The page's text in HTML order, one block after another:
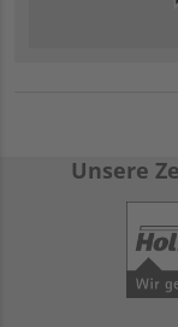
Unsere